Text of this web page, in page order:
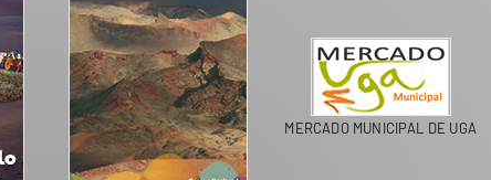
MERCADO MUNICIPAL DE UGA